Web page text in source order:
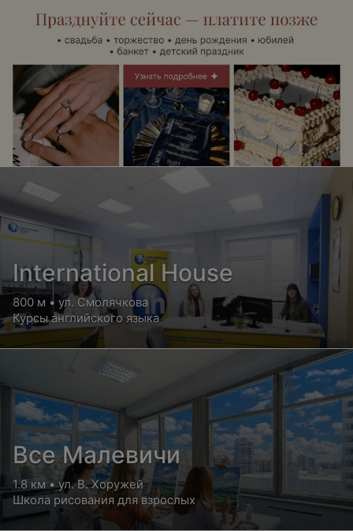
International House
800 м • ул. Смолячкова
Курсы английского языка
Все Малевичи
1.8 км • ул. В. Хоружей
Школа рисования для взрослых